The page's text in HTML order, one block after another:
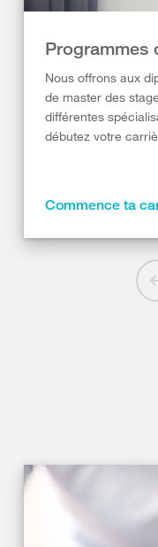
Programmes
Nous offrons aux
de master des
différentes
débutez votre
Commence ta